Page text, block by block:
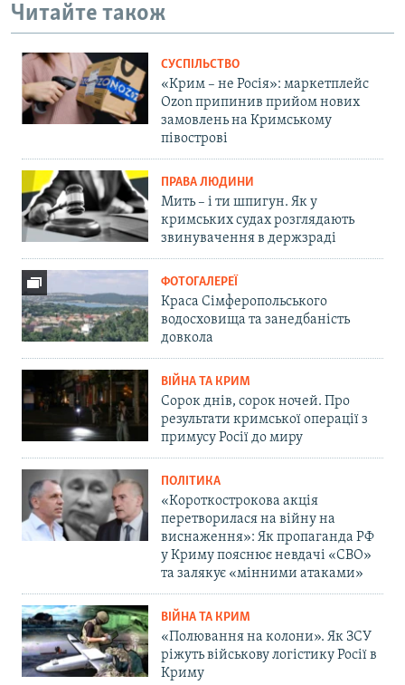
Читайте також
СУСПІЛЬСТВО
«Крим – не Росія»: маркетплейс
Ozon припинив прийом нових
замовлень на Кримському
півострові
ПРАВА ЛЮДИНИ
Мить – і ти шпигун. Як у
кримських судах розглядають
звинувачення в держзраді
ФОТОГАЛЕРЕЇ
Краса Сімферопольського
водосховища та занедбаність
довкола
ВІЙНА ТА КРИМ
Сорок днів, сорок ночей. Про
результати кримської операції з
примусу Росії до миру
ПОЛІТИКА
«Короткострокова акція
перетворилася на війну на
виснаження»: Як пропаганда РФ
у Криму пояснює невдачі «СВО»
та залякує «мінними атаками»
ВІЙНА ТА КРИМ
«Полювання на колони». Як ЗСУ
ріжуть військову логістику Росії в
Криму